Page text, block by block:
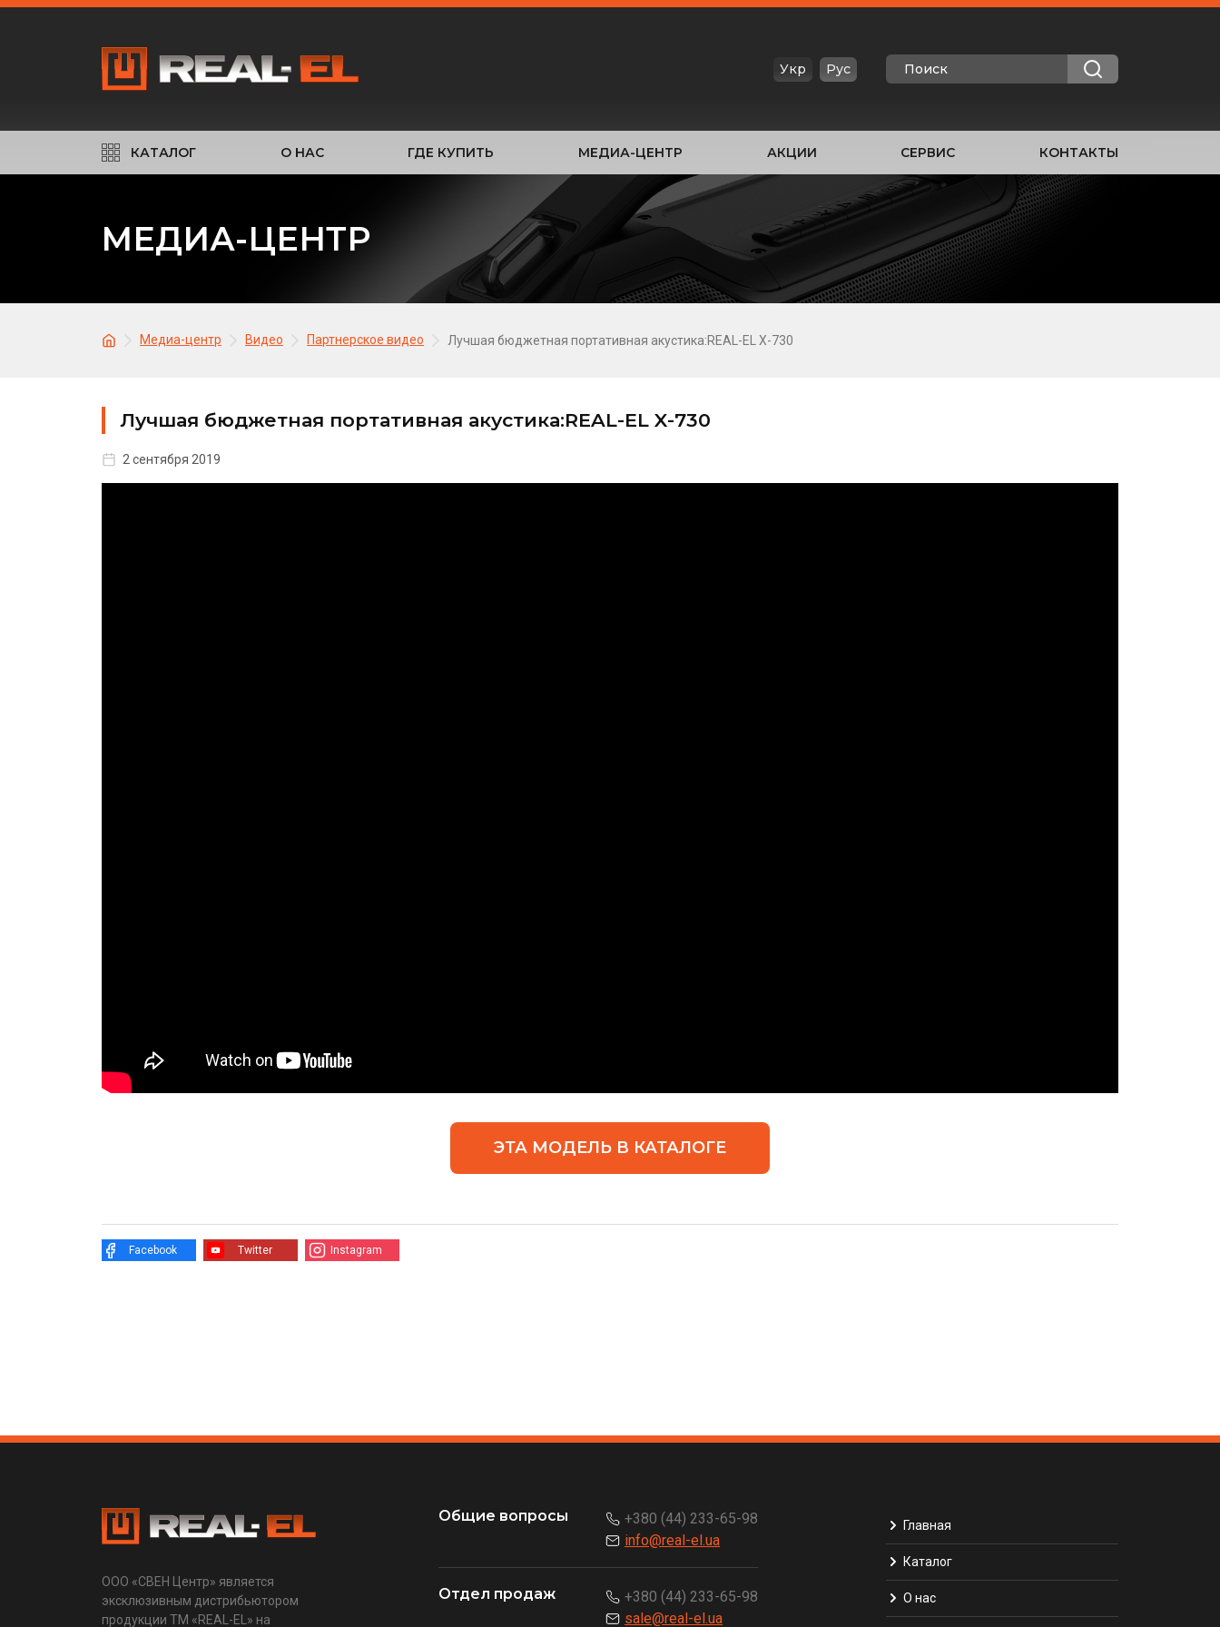
Укр Рус
КАТАЛОГ О НАС ГДЕ КУПИТЬ МЕДИА-ЦЕНТР АКЦИИ СЕРВИС КОНТАКТЫ
МЕДИА-ЦЕНТР
Медиа-центр Видео Партнерское видео Лучшая бюджетная портативная акустика:REAL-EL X-730
Лучшая бюджетная портативная акустика:REAL-EL X-730
2 сентября 2019
ЭТА МОДЕЛЬ В КАТАЛОГЕ
Facebook Twitter Instagram
ООО «СВЕН Центр» является
эксклюзивным дистрибьютором
продукции ТМ «REAL-EL» на
Общие вопросы
+380 (44) 233-65-98
info@real-el.ua
Отдел продаж
+380 (44) 233-65-98
sale@real-el.ua
Главная
Каталог
О нас